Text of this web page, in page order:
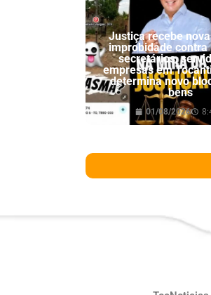
Justiça recebe
improbidade contra
secretários,
empresas em
determina novo
bens
01/08/2026